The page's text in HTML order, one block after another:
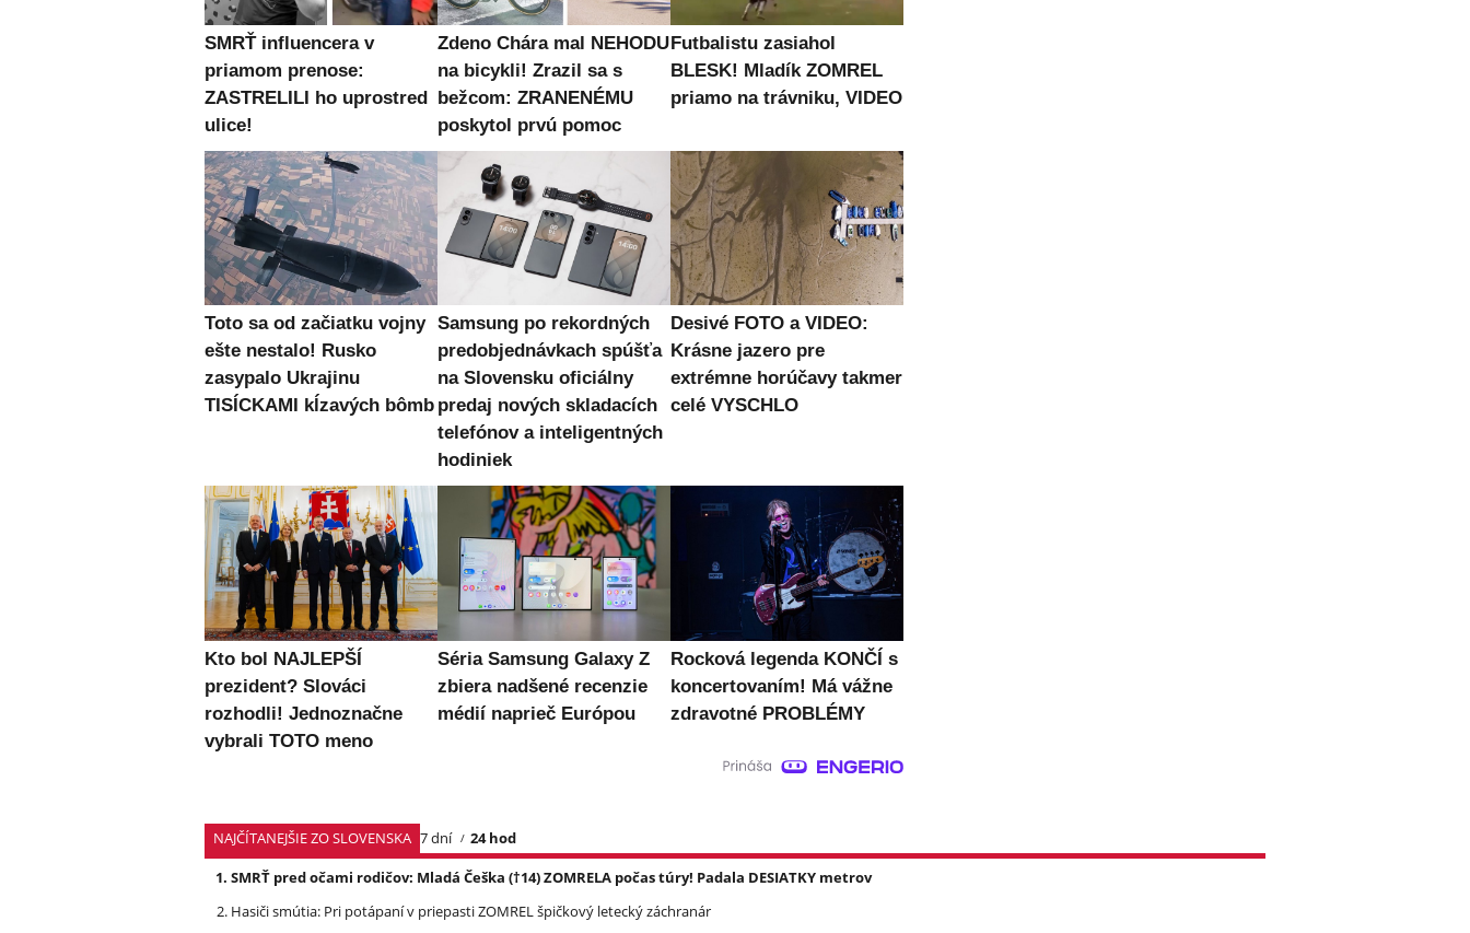
SMRŤ influencera v
priamom prenose:
ZASTRELILI ho uprostred
ulice!
Zdeno Chára mal NEHODU
na bicykli! Zrazil sa s
bežcom: ZRANENÉMU
poskytol prvú pomoc
Futbalistu zasiahol
BLESK! Mladík ZOMREL
priamo na trávniku, VIDEO
Toto sa od začiatku vojny
ešte nestalo! Rusko
zasypalo Ukrajinu
TISÍCKAMI kĺzavých bômb
Samsung po rekordných
predobjednávkach spúšťa
na Slovensku oficiálny
predaj nových skladacích
telefónov a inteligentných
hodiniek
Desivé FOTO a VIDEO:
Krásne jazero pre
extrémne horúčavy takmer
celé VYSCHLO
Kto bol NAJLEPŠÍ
prezident? Slováci
rozhodli! Jednoznačne
vybrali TOTO meno
Séria Samsung Galaxy Z
zbiera nadšené recenzie
médií naprieč Európou
Rocková legenda KONČÍ s
koncertovaním! Má vážne
zdravotné PROBLÉMY
NAJČÍTANEJŠIE ZO SLOVENSKA 7 dní
24 hod
SMRŤ pred očami rodičov: Mladá Češka (†14) ZOMRELA počas túry! Padala DESIATKY metrov
Hasiči smútia: Pri potápaní v priepasti ZOMREL špičkový letecký záchranár